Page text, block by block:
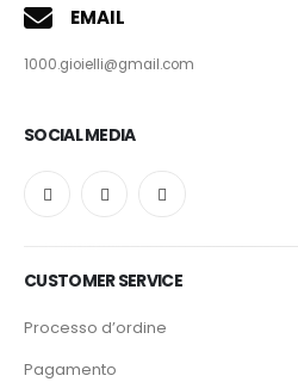
EMAIL
1000.gioielli@gmail.com
SOCIAL MEDIA
CUSTOMER SERVICE
Processo d’ordine
Pagamento